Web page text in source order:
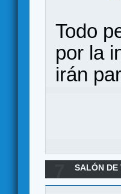
Todo
por la
irán
SALÓN DE